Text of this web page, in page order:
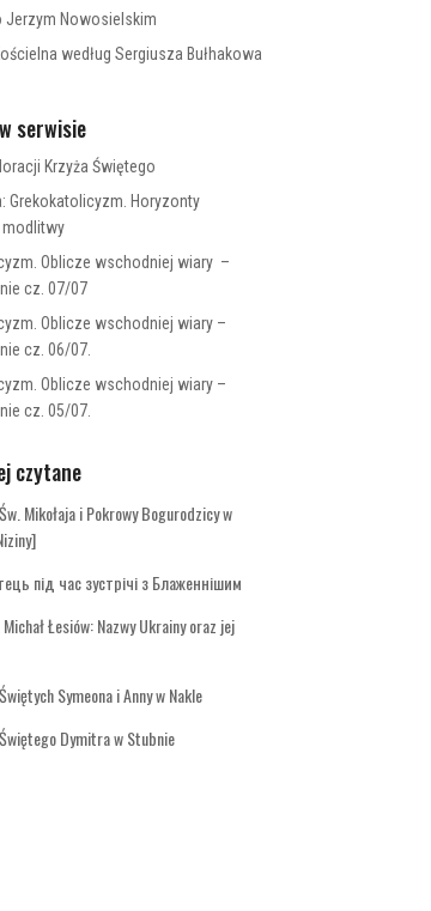
Jerzym Nowosielskim
według Sergiusza Bułhakowa
serwisie
Krzyża Świętego
Grekokatolicyzm. Horyzonty
Oblicze wschodniej wiary –
cz. 07/07
Oblicze wschodniej wiary –
cz. 06/07.
Oblicze wschodniej wiary –
cz. 05/07.
czytane
Mikołaja i Pokrowy Bogurodzicy w
під час зустрічі з Блаженнішим
Łesiów: Nazwy Ukrainy oraz jej
Symeona i Anny w Nakle
Dymitra w Stubnie